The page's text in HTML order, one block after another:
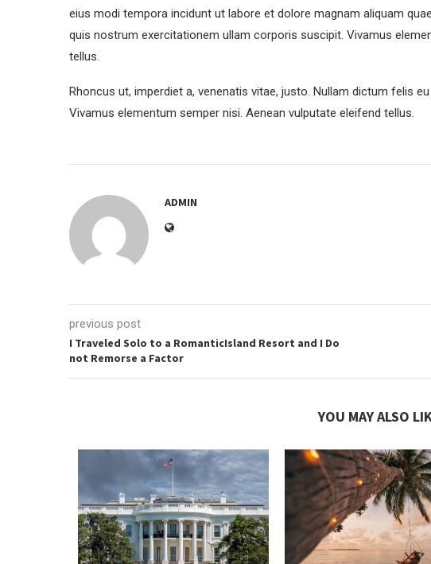
eius modi tempora incidunt ut labore et dolore magnam aliquam
quis nostrum exercitationem ullam corporis suscipit. Vivamus
tellus.
Rhoncus ut, imperdiet a, venenatis vitae, justo. Nullam dictum felis
Vivamus elementum semper nisi. Aenean vulputate eleifend tellus.
ADMIN
previous post
I Traveled Solo to a RomanticIsland Resort and I Do
not Remorse a Factor
YOU MAY ALSO